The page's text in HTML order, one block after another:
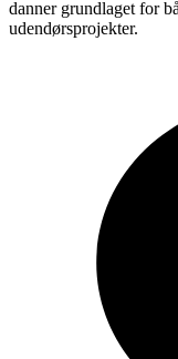
danner grundlaget for
udendørsprojekter.